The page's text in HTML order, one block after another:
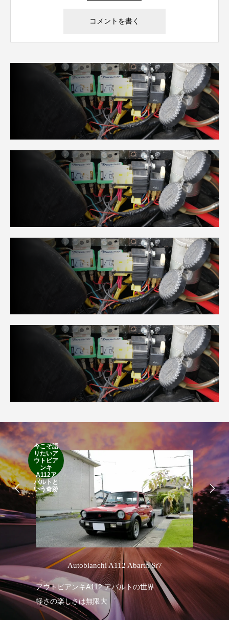
今こそ語
りたいア
ウトビア
ンキ
A112ア
バルトと
いう奇跡
Autobianchi A112 Abarth Sr7
アウトビアンキA112 アバルトの世界
軽さの楽しさは無限大